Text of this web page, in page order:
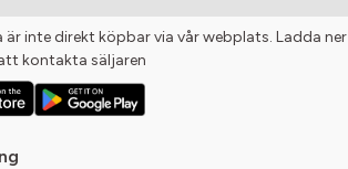
är inte direkt köpbar via vår webplats. Ladda ner
kontakta säljaren